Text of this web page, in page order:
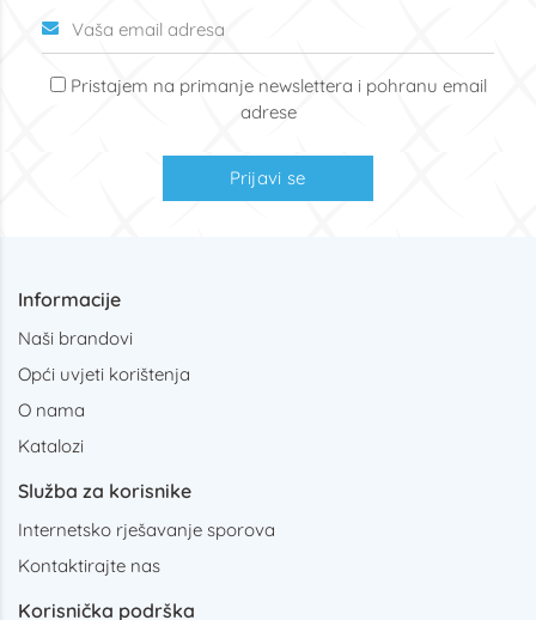
Pristajem na primanje newslettera i pohranu email
adrese
Prijavi se
Informacije
Naši brandovi
Opći uvjeti korištenja
O nama
Katalozi
Služba za korisnike
Internetsko rješavanje sporova
Kontaktirajte nas
Korisnička podrška